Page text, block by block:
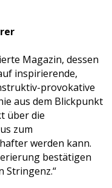
Magazin, dessen
inspirierende,
provokative
aus dem Blickpunkt
über die
zum
werden kann.
bestätigen
Stringenz.“